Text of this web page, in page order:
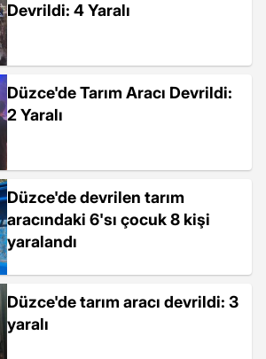
Devrildi: 4 Yaralı
Düzce'de Tarım Aracı Devrildi:
2 Yaralı
Düzce'de devrilen tarım
aracındaki 6'sı çocuk 8 kişi
yaralandı
Düzce'de tarım aracı devrildi: 3
yaralı